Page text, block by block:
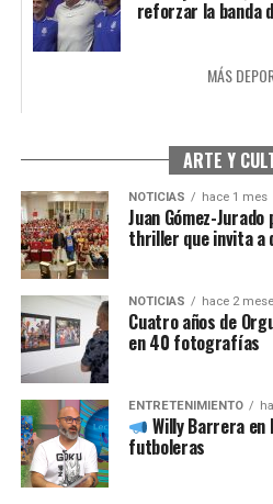
reforzar la banda
MÁS
ARTE Y
NOTICIAS hace 1 mes
Juan Gómez-
thriller que invita a
NOTICIAS hace 2
Cuatro años de
en 40 fotografías
ENTRETENIMIENTO
Willy Barrera en
futboleras